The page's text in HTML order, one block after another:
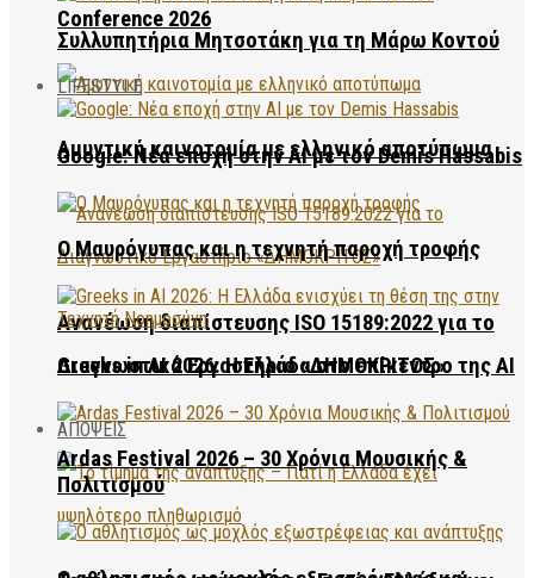
Conference 2026
Αμυντική καινοτομία με ελληνικό αποτύπωμα
Ανανέωση διαπίστευσης ISO 15189:2022 για το
Διαγνωστικό Εργαστήριο «ΔΗΜΟΚΡΙΤΟΣ»
ΑΠΟΨΕΙΣ
Συλλυπητήρια Μητσοτάκη για τη Μάρω Κοντού
LIFESTYLE
Google: Νέα εποχή στην AI με τον Demis Hassabis
Ο Μαυρόγυπας και η τεχνητή παροχή τροφής
Greeks in AI 2026: Η Ελλάδα στο επίκεντρο της AI
Ardas Festival 2026 – 30 Χρόνια Μουσικής &
Πολιτισμού